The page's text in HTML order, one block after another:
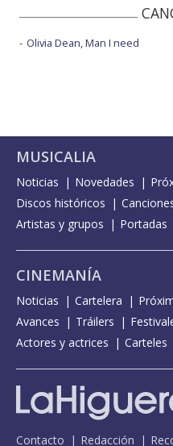
Olivia Dean, Man I need
MUSICALIA
Noticias Novedades
Discos históricos
Artistas y grupos
Portadas
CINEMANÍA
Noticias Cartelera
Avances
Tráilers
Actores y actrices
Carteles
Contacto Redacción